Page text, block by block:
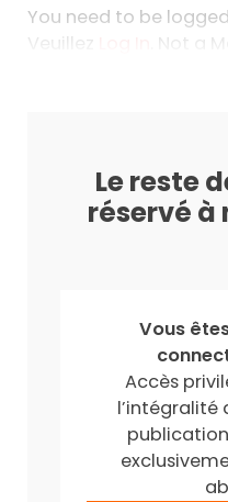
You need to be
Veuillez
. Not a
Le reste
réservé à
Vous
Accès
l’intégralité